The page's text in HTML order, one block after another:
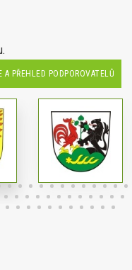
A PŘEHLED PODPOROVATELŮ